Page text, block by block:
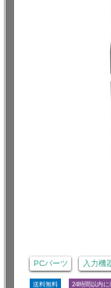
PCパーツ 入力機
送料無料 24時間以内に